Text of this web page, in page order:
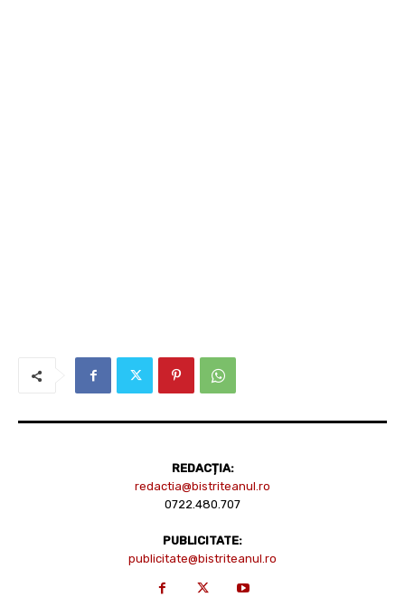
REDACȚIA:
redactia@bistriteanul.ro
0722.480.707
PUBLICITATE:
publicitate@bistriteanul.ro